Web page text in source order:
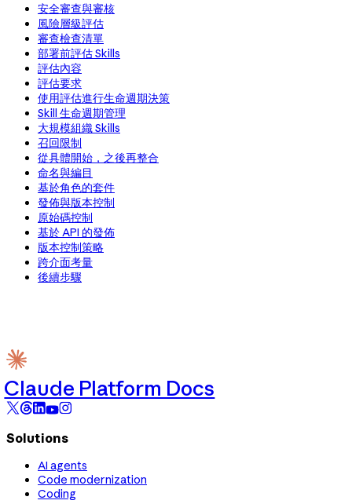
安全審查與審核
風險層級評估
審查檢查清單
部署前評估 Skills
評估內容
評估要求
使用評估進行生命週期決策
Skill 生命週期管理
大規模組織 Skills
召回限制
從具體開始，之後再整合
命名與編目
基於角色的套件
發佈與版本控制
原始碼控制
基於 API 的發佈
版本控制策略
跨介面考量
後續步驟
Claude Platform Docs
Solutions
AI agents
Code modernization
Coding